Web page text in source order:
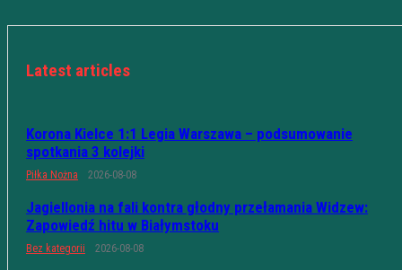
Latest articles
Korona Kielce 1:1 Legia Warszawa – podsumowanie
spotkania 3 kolejki
Piłka Nożna 2026-08-08
Jagiellonia na fali kontra głodny przełamania Widzew:
Zapowiedź hitu w Białymstoku
Bez kategorii 2026-08-08